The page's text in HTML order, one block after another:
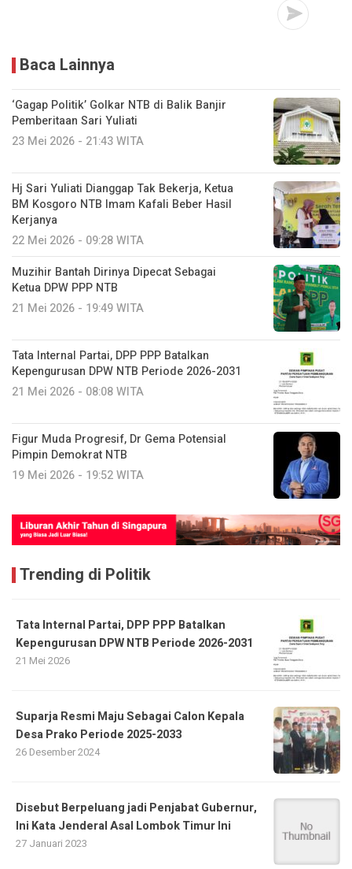
Baca Lainnya
‘Gagap Politik’ Golkar NTB di Balik Banjir
Pemberitaan Sari Yuliati
23 Mei 2026 - 21:43 WITA
Hj Sari Yuliati Dianggap Tak Bekerja, Ketua
BM Kosgoro NTB Imam Kafali Beber Hasil
Kerjanya
22 Mei 2026 - 09:28 WITA
Muzihir Bantah Dirinya Dipecat Sebagai
Ketua DPW PPP NTB
21 Mei 2026 - 19:49 WITA
Tata Internal Partai, DPP PPP Batalkan
Kepengurusan DPW NTB Periode 2026-2031
21 Mei 2026 - 08:08 WITA
Figur Muda Progresif, Dr Gema Potensial
Pimpin Demokrat NTB
19 Mei 2026 - 19:52 WITA
Trending di Politik
Tata Internal Partai, DPP PPP Batalkan
Kepengurusan DPW NTB Periode 2026-2031
21 Mei 2026
Suparja Resmi Maju Sebagai Calon Kepala
Desa Prako Periode 2025-2033
26 Desember 2024
Disebut Berpeluang jadi Penjabat Gubernur,
Ini Kata Jenderal Asal Lombok Timur Ini
27 Januari 2023